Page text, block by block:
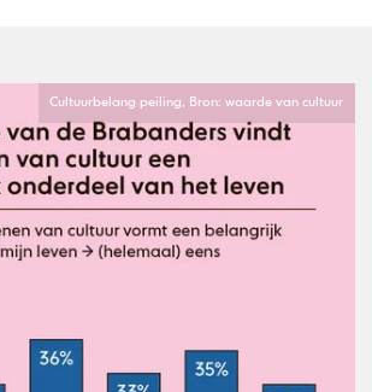
Cultuurbelang peiling, Bron: waarde van cultuur